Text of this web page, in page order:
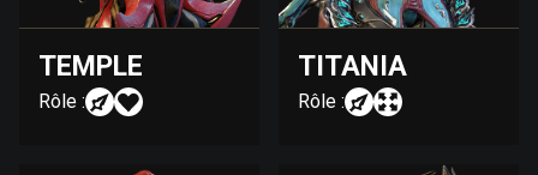
TEMPLE
Rôle :
TITANIA
Rôle :